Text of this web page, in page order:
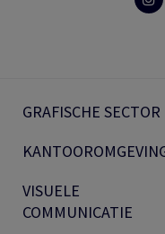
GRAFISCHE SECTOR
VISUELE
COMMUNICATIE